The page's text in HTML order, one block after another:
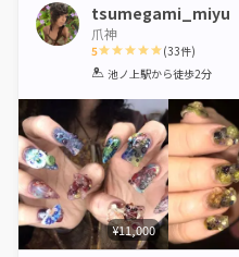
tsumegami_miyu
爪神
5
1 2 3 4 5
(33件)
池ノ上駅から徒歩2分
¥11,000